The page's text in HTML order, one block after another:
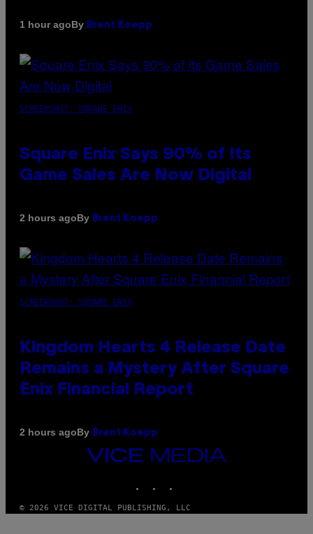
1 hour agoBy Brent Koepp
SCREENSHOT: SQUARE ENIX
Square Enix Says 90% of Its
Game Sales Are Now Digital
2 hours agoBy Brent Koepp
SCREENSHOT: SQUARE ENIX
Kingdom Hearts 4 Release Date
Remains a Mystery After Square
Enix Financial Report
2 hours agoBy Brent Koepp
VICE
MEDIA
© 2026 VICE DIGITAL PUBLISHING, LLC